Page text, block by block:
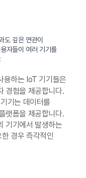
도 깊은 연관이
자들이 여러 기기를
용하는 IoT 기기들은
경험을 제공합니다.
기는 데이터를
랫폼을 제공합니다.
기기에서 발생하는
경우 즉각적인